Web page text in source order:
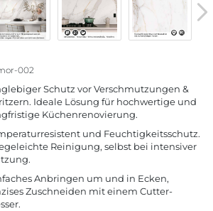
002
Schutz vor Verschmutzungen &
Ideale Lösung für hochwertige und
Küchenrenovierung.
und Feuchtigkeitsschutz.
Reinigung, selbst bei intensiver
Anbringen um und in Ecken,
Zuschneiden mit einem Cutter-